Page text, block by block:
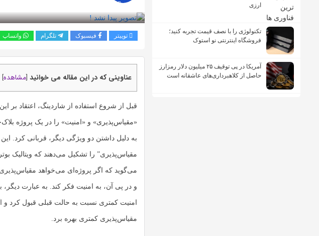
ارزی
تکنولوژی را با نصف قیمت تجربه کنید؛
فروشگاه اینترنتی نو استوک
آمریکا در پی توقیف ۲۵ میلیون دلار رمزارز
حاصل از کلاهبرداری‌های عاشقانه است
توییتر فیسبوک تلگرام واتساپ
عناوینی که در این مقاله می خوانید [مشاهده]
قبل از شروع استفاده از شاردینگ، اعتقاد بر
«مقیاس‌پذیری» و «امنیت» را در یک پروژه
به دلیل داشتن دو ویژگی دیگر، قربانی کرد.
مقیاس‌پذیری” را تشکیل می‌دهند که ویتالیک
می‌گوید که اگر پروژه‌ای می‌خواهد مقیاس‌پذیری
و در پی آن، به امنیت فکر کند. به عبارت دیگر،
امنیت کمتری نسبت به حالت قبلی قبول کرد و
مقیاس‌پذیری کمتری بهره برد.